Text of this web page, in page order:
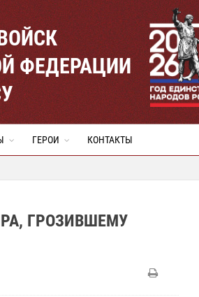
ФЕДЕРАЦИИ
ГЕРОИ КОНТАКТЫ
ГРОЗИВШЕМУ